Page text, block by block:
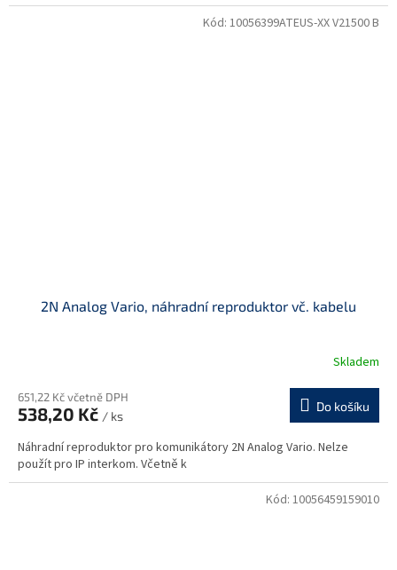
2N Analog Vario, náhradní reproduktor vč. kabelu
Skladem
651,22 Kč včetně DPH
538,20 Kč / ks
Do košíku
Náhradní reproduktor pro komunikátory 2N Analog Vario. Nelze
použít pro IP interkom. Včetně k
Kód: 10056399ATEUS-XX V21500 B
Kód: 10056459159010